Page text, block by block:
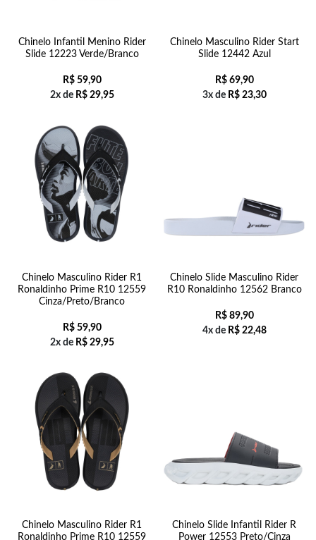
Chinelo Infantil Menino Rider
Slide 12223 Verde/Branco
R$59,90
2x de R$29,95
Chinelo Masculino Rider Start
Slide 12442 Azul
R$69,90
3x de R$23,30
Chinelo Masculino Rider R1
Ronaldinho Prime R10 12559
Cinza/Preto/Branco
R$59,90
2x de R$29,95
Chinelo Slide Masculino Rider
R10 Ronaldinho 12562 Branco
R$89,90
4x de R$22,48
Chinelo Masculino Rider R1
Ronaldinho Prime R10 12559
Chinelo Slide Infantil Rider R
Power 12553 Preto/Cinza